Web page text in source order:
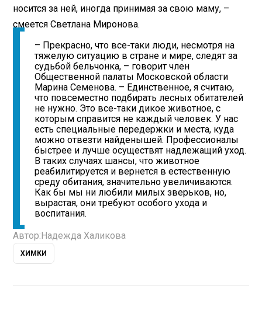
носится за ней, иногда принимая за свою маму, –
смеется Светлана Миронова.
– Прекрасно, что все-таки люди, несмотря на
тяжелую ситуацию в стране и мире, следят за
судьбой бельчонка, – говорит член
Общественной палаты Московской области
Марина Семенова. – Единственное, я считаю,
что повсеместно подбирать лесных обитателей
не нужно. Это все-таки дикое животное, с
которым справится не каждый человек. У нас
есть специальные передержки и места, куда
можно отвезти найденышей. Профессионалы
быстрее и лучше осуществят надлежащий уход.
В таких случаях шансы, что животное
реабилитируется и вернется в естественную
среду обитания, значительно увеличиваются.
Как бы мы ни любили милых зверьков, но,
вырастая, они требуют особого ухода и
воспитания.
Автор:Надежда Халикова
ХИМКИ